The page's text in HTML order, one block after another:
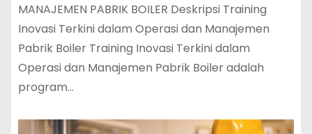
MANAJEMEN PABRIK BOILER Deskripsi Training
Inovasi Terkini dalam Operasi dan Manajemen
Pabrik Boiler Training Inovasi Terkini dalam
Operasi dan Manajemen Pabrik Boiler adalah
program…